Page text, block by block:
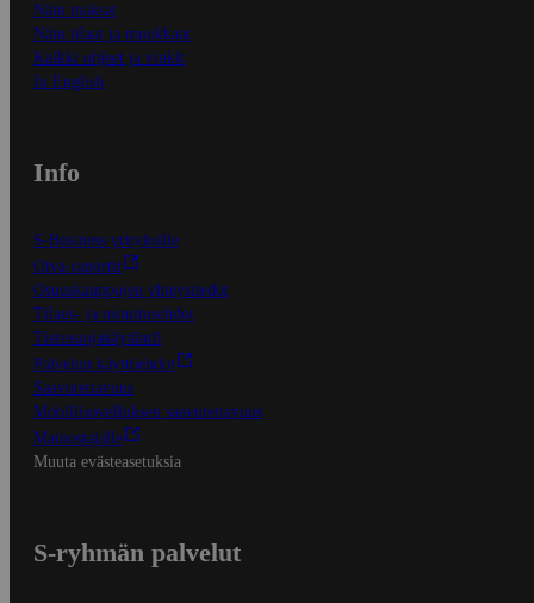
Näin maksat
Näin tilaat ja muokkaat
Kaikki ohjeet ja vinkit
In English
Info
S-Business yrityksille
Oiva-raportit
Osuuskauppojen yhteystiedot
Tilaus- ja toimitusehdot
Tietosuojakäytäntö
Palvelun käyttöehdot
Saavutettavuus
Mobiilisovelluksen saavutettavuus
Mainostajalle
Muuta evästeasetuksia
S-ryhmän palvelut